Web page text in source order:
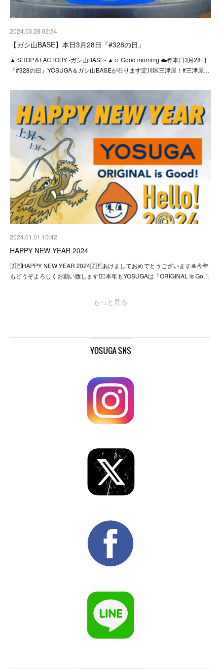
2024.03.28 02:34
【ガシ山BASE】本日3月28日『#328の日』
▲ SHOP＆FACTORY -ガシ山BASE- ▲☺︎ Good morning ☁️🤚本日3月28日
『#328の日』YOSUGA＆ガシ山BASEが在ります淀川区三津屋！#三津屋…
2024.01.01 10:42
HAPPY NEW YEAR 2024
🇯🇵HAPPY NEW YEAR 2024🇯🇵あけましておめでとうございます🎍今年
もどうぞよろしくお願い致します🙇‍♂️本年もYOSUGAは『ORIGINAL is Go…
もっと見る
YOSUGA SNS